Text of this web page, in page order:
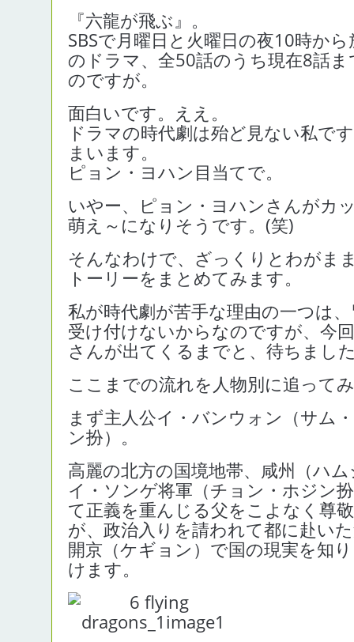
『六龍が飛ぶ』。
SBSで月曜日と火曜日の夜10時か
のドラマ、全50話のうち現在8話
のですが。
面白いです。ええ。
ドラマの時代劇は殆ど見ない私で
まいます。
ピョン・ヨハン目当てで。
いやー、ピョン・ヨハンさんがカ
萌え～になりそうです。(笑)
そんなわけで、ざっくりとわがま
トーリーをまとめてみます。
私が時代劇が苦手な理由の一つは
受け付けないからなのですが、今
さんが出てくるまでと、待ちまし
ここまでの流れを人物別に追って
まず主人公イ・バンウォン（サム
ン扮）。
高麗の北方の国境地帯、咸州（ハ
イ・ソンゲ将軍（チョン・ホジン
て正義を重んじる父をこよなく尊
が、政治入りを請われて都に赴い
開京（ケギョン）で国の現実を知
けます。